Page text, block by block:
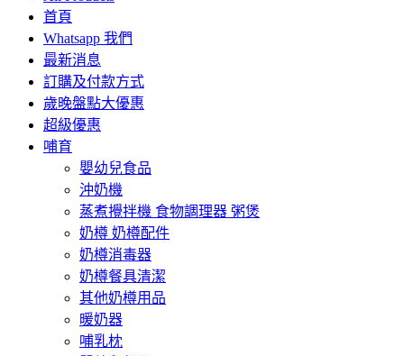
首頁
Whatsapp 我們
最新消息
訂購及付款方式
歲晚盤點大優惠
超級優惠
哺育
嬰幼兒食品
沖奶機
蒸煮攪拌機 食物調理器 粥煲
奶樽 奶樽配件
奶樽消毒器
奶樽餐具清潔
其他奶樽用品
暖奶器
哺乳枕